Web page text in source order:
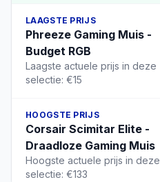
LAAGSTE PRIJS
Phreeze Gaming Muis -
Budget RGB
Laagste actuele prijs in deze
selectie: €15
HOOGSTE PRIJS
Corsair Scimitar Elite -
Draadloze Gaming Muis
Hoogste actuele prijs in deze
selectie: €133